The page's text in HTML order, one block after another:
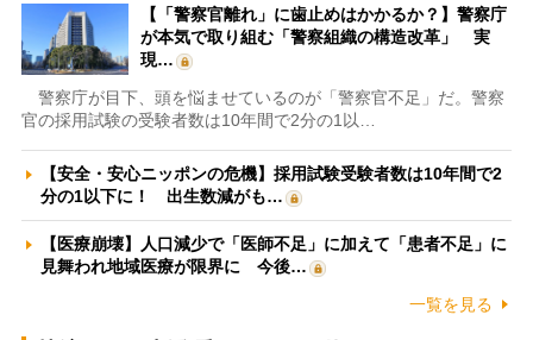
【「警察官離れ」に歯止めはかかるか？】警察庁
が本気で取り組む「警察組織の構造改革」 実
現…
警察庁が目下、頭を悩ませているのが「警察官不足」だ。警察
官の採用試験の受験者数は10年間で2分の1以…
【安全・安心ニッポンの危機】採用試験受験者数は10年間で2
分の1以下に！ 出生数減がも…
【医療崩壊】人口減少で「医師不足」に加えて「患者不足」に
見舞われ地域医療が限界に 今後…
一覧を見る